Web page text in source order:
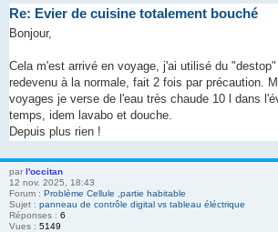
Re: Evier de cuisine totalement bouché
Bonjour,
Cela m'est arrivé en voyage, j'ai utilisé du
redevenu à la normale, fait 2 fois par précaution.
voyages je verse de l'eau très chaude 10 l dans
temps, idem lavabo et douche.
Depuis plus rien !
par l'occitan
12 nov. 2025, 18:43
Forum : Problème Cellule ,partie habitable
Sujet : panneau de contrôle digital vs tableau éléctrique
Réponses : 6
Vues : 5149